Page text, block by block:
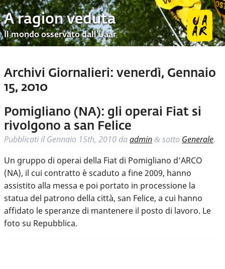
A ragion veduta
Il mondo osservato dall’Uaar
Archivi Giornalieri: venerdì, Gennaio
15, 2010
Pomigliano (NA): gli operai Fiat si
rivolgono a san Felice
Pubblicati ilGennaio 15th, 2010 daadmin & sotto Generale.
Un gruppo di operai della Fiat di Pomigliano d’ARCO
(NA), il cui contratto è scaduto a fine 2009, hanno
assistito alla messa e poi portato in processione la
statua del patrono della città, san Felice, a cui hanno
affidato le speranze di mantenere il posto di lavoro. Le
foto su Repubblica.